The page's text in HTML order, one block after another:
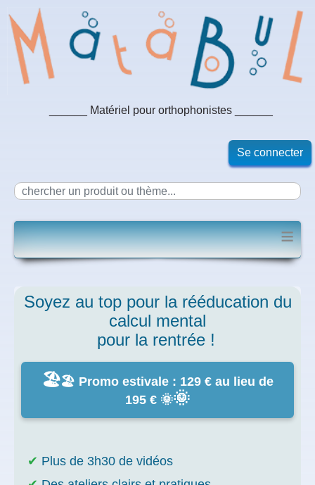
______ Matériel pour orthophonistes ______
Se connecter
≡
Soyez au top pour la rééducation du
calcul mental
pour la rentrée !
🏖️🏖️ Promo estivale : 129 € au lieu de
195 € 🌞🌞
✔ Plus de 3h30 de vidéos